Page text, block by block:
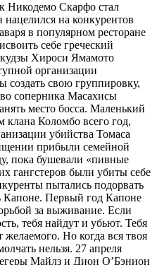
Никодемо Скарфо стал
на конкурентов
в популярном ресторане
себе греческий
Хироси Ямамото
организации
свою группировку,
соперника Масахисы
место босса. Маленький
Коломбо всего год,
убийства Томаса
прибыли семейной
пока бушевали «пивные
гангстеров были убиты себе
пытались подорвать
Капоне. Первый год Капоне
за выживание. Если
тебя найдут и убьют. Тебя
желаемого. Но когда вся твоя
нельзя. 27 апреля
Майлз и Дион О’Бэнион